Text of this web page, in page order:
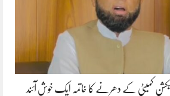
کمیٹی کے دھرنے کا خاتمہ ایک خوش آئند